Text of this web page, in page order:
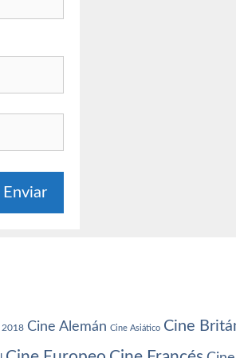
2018 Cine Alemán Cine Asiático Cine